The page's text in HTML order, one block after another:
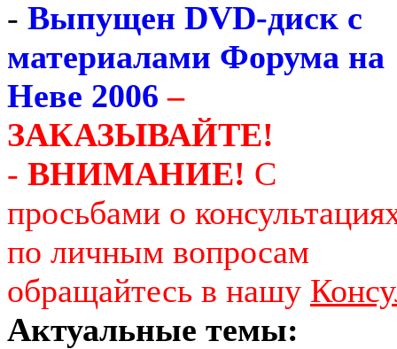
- Выпущен DVD-диск с
материалами Форума на
Неве 2006 –
ЗАКАЗЫВАЙТЕ!
- ВНИМАНИЕ! С
просьбами о
по личным вопросам
обращайтесь в нашу
Актуальные темы: